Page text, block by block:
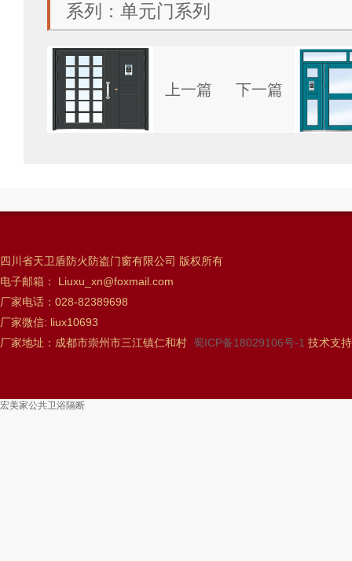
系列：单元门系列
上一篇 下一篇
四川省天卫盾防火防盗门窗有限公司 版权所有
电子邮箱： Liuxu_xn@foxmail.com
厂家电话：028-82389698
厂家微信: liux10693
厂家地址：成都市崇州市三江镇仁和村 蜀ICP备18029106号-1 技术支
宏美家公共卫浴隔断